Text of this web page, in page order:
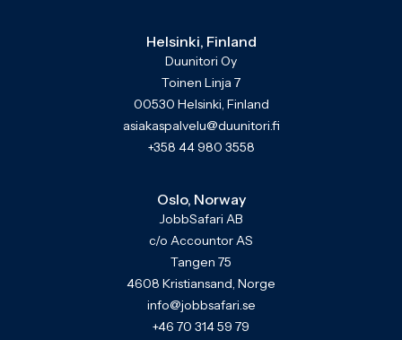
Helsinki, Finland
Duunitori Oy
Toinen Linja 7
00530 Helsinki, Finland
asiakaspalvelu@duunitori.fi
+358 44 980 3558
Oslo, Norway
JobbSafari AB
c/o Accountor AS
Tangen 75
4608 Kristiansand, Norge
info@jobbsafari.se
+46 70 314 59 79